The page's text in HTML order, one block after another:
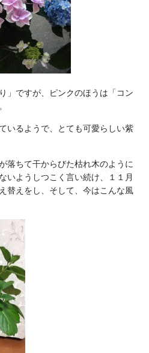
」ですが、ピンクのほうは「コン
いるようで、とても可愛らしい紫
落ちて干からびた枯れ木のように
いようしつこく言い続け、１１月
替えをし、そして、今はこんな風